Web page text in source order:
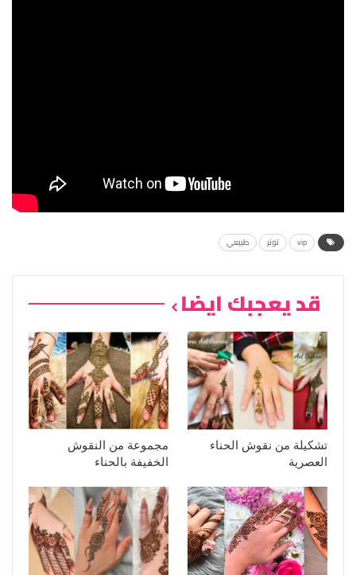
vip تونر طبيعي
قد يعجبك ايضا
تشكيلة من نقوش الحناء
العصرية
مجموعة من النقوش
الخفيفة بالحناء